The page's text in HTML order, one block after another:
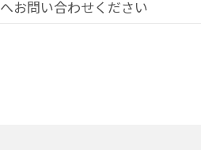
お問い合わせください